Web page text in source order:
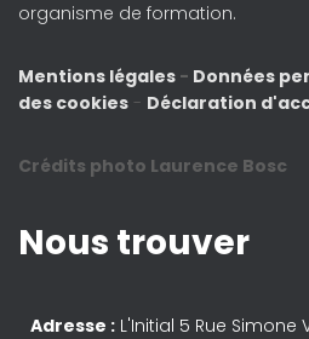
organisme de formation.
Mentions légales - Données
des cookies - Déclaration
Crédits photo Laurence Bosc
Nous trouver
Adresse : L'Initial 5 Rue Simone